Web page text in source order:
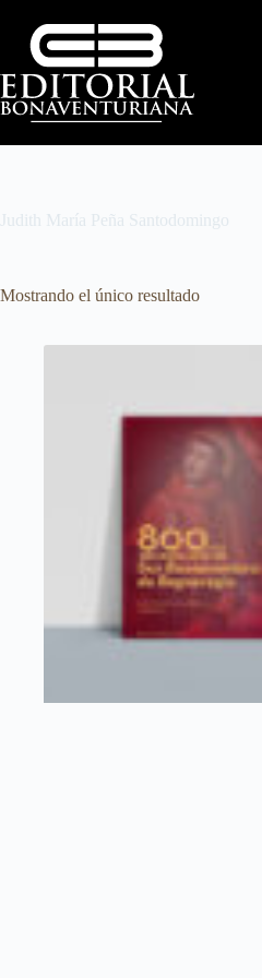
Judith María Peña Santodomingo
Mostrando el único resultado